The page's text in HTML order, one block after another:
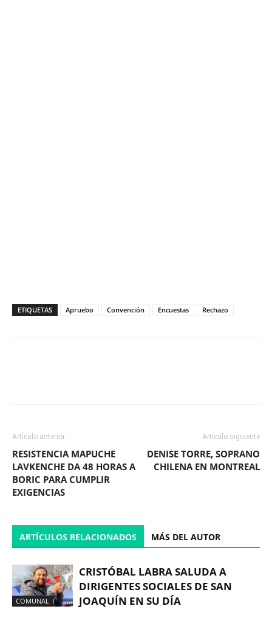
ETIQUETAS Apruebo Convención Encuestas Rechazo
Artículo anterior
RESISTENCIA MAPUCHE
LAVKENCHE DA 48 HORAS A
BORIC PARA CUMPLIR
EXIGENCIAS
Artículo siguiente
DENISE TORRE, SOPRANO
CHILENA EN MONTREAL
ARTÍCULOS RELACIONADOS MÁS DEL AUTOR
COMUNAL
CRISTÓBAL LABRA SALUDA A
DIRIGENTES SOCIALES DE SAN
JOAQUÍN EN SU DÍA